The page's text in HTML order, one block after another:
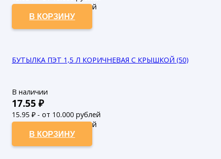
14.5₽ - от 50.000 рублей
В КОРЗИНУ
БУТЫЛКА ПЭТ 1,5 Л КОРИЧНЕВАЯ С КРЫШКОЙ (50)
В наличии
17.55 ₽
15.95 ₽ - от 10.000 рублей
14.5₽ - от 50.000 рублей
В КОРЗИНУ